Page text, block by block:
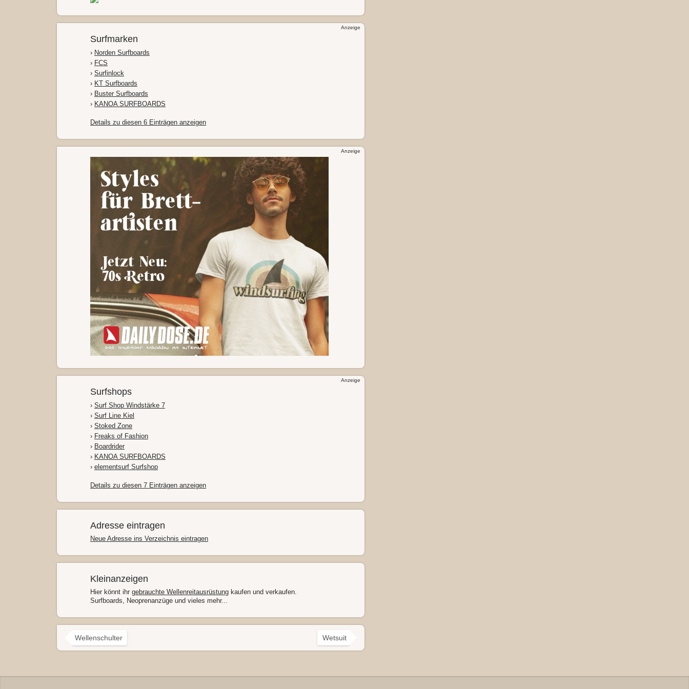
Anzeige
Surfmarken
› Norden Surfboards
› FCS
› Surfinlock
› KT Surfboards
› Buster Surfboards
› KANOA SURFBOARDS
Details zu diesen 6 Einträgen anzeigen
Anzeige
Anzeige
Surfshops
› Surf Shop Windstärke 7
› Surf Line Kiel
› Stoked Zone
› Freaks of Fashion
› Boardrider
› KANOA SURFBOARDS
› elementsurf Surfshop
Details zu diesen 7 Einträgen anzeigen
Adresse eintragen
Neue Adresse ins Verzeichnis eintragen
Kleinanzeigen
Hier könnt ihr gebrauchte Wellenreitausrüstung kaufen und verkaufen.
Surfboards, Neoprenanzüge und vieles mehr...
Wellenschulter Wetsuit